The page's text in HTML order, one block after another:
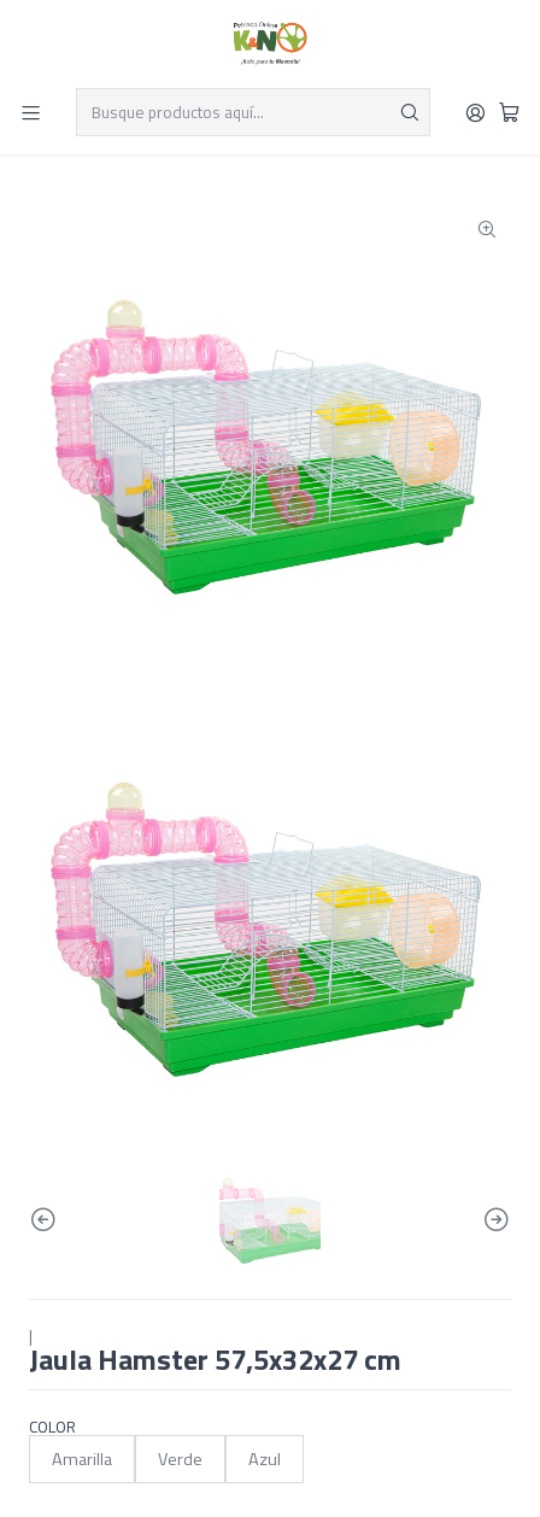
Despacho el mismo día y envío gratis por compras sobre $19.990
Leer más
Ratas y Ratones
Jaulas y transportadoras para ratas y ratones
Jaula Hamster 57,5x32x27 cm
|
Jaula Hamster 57,5x32x27 cm
COLOR
Amarilla Verde Azul